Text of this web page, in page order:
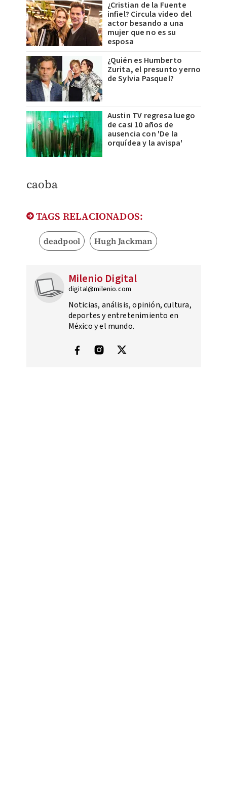
¿Cristian de la Fuente
infiel? Circula video del
actor besando a una
mujer que no es su
esposa
¿Quién es Humberto
Zurita, el presunto yerno
de Sylvia Pasquel?
Austin TV regresa luego
de casi 10 años de
ausencia con 'De la
orquídea y la avispa'
caoba
TAGS RELACIONADOS:
deadpool Hugh Jackman
Milenio Digital
digital@milenio.com
Noticias, análisis, opinión, cultura,
deportes y entretenimiento en
México y el mundo.